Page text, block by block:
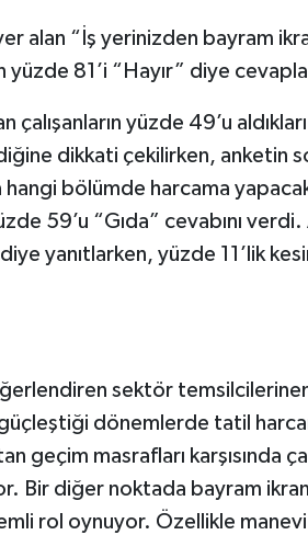
alan “İş yerinizden bayram
yüzde 81’i “Hayır” diye
çalışanların yüzde 49’u
dikkati çekilirken, anketin
hangi bölümde harcama
59’u “Gıda” cevabını verdi.
yanıtlarken, yüzde 11’lik
sektör
dönemlerde tatil
geçim masrafları karşısında
Bir diğer noktada bayram
rol oynuyor. Özellikle